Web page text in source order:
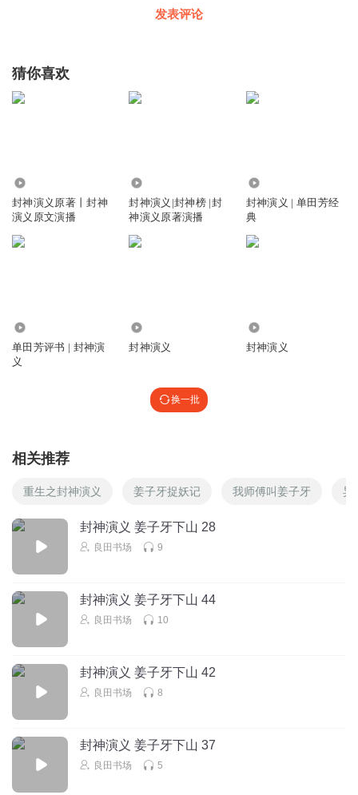
发表评论
猜你喜欢
封神演义原著丨封神
演义原文演播
封神演义|封神榜 |封
神演义原著演播
封神演义 | 单田芳经
典
单田芳评书 | 封神演
义
封神演义 封神演义
换一批
相关推荐
重生之封神演义 姜子牙捉妖记 我师傅叫姜子牙 异
封神演义 姜子牙下山 28
良田书场 9
封神演义 姜子牙下山 44
良田书场 10
封神演义 姜子牙下山 42
良田书场 8
封神演义 姜子牙下山 37
良田书场 5